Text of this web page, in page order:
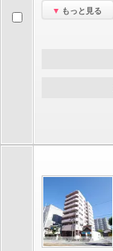
もっと見る